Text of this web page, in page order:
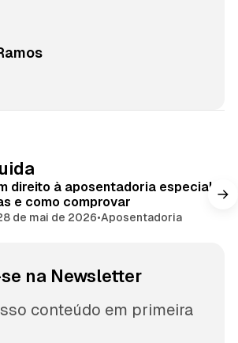
direito à aposentadoria especial?
e como comprovar
de mai de 2026•Aposentadoria
na Newsletter
conteúdo em primeira